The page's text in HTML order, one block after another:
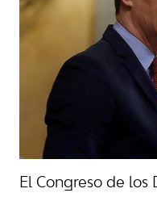
El Congreso de los